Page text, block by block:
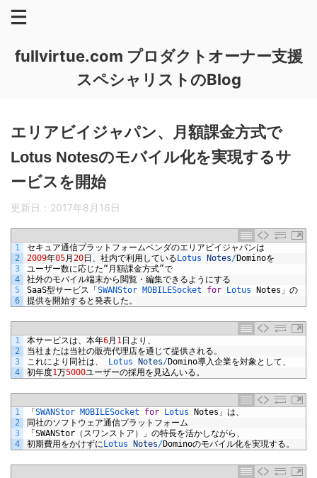
fullvirtue.com プロダクトオーナー支援
スペシャリストのBlog
エリアビイジャパン、月額課金方式で
Lotus Notesのモバイル化を実現するサ
ービスを開始
更新日： 2017年8月16日
1
2
3
4
5
6
セキュア通信プラットフォームベンダのエリアビイジャパンは
2009年05月 20日、社内で利用している Lotus Notes/Dominoを
ユーザー数に応じた“月額課金方式”で
社外のモバイル端末から閲覧・編集できるようにする
SaaS型サービス「 SWANStor MOBILESocket for Lotus Notes 」の
提供を開始すると発表した。
1
2
3
4
本サービスは、本年6月 1日より、
当社または当社の販売代理店を通じて提供される。
これにより同社は、
Lotus Notes/Domino導入企業を対象として、
初年度1万5000ユーザーの採用を見込んいる。
1
2
3
4
「 SWANStor MOBILESocket for Lotus Notes 」は、
同社のソフトウェア通信プラットフォーム
「 SWANStor （スワンストア）」の特長を活かしながら、
初期費用をかけずに Lotus Notes/Dominoのモバイル化を実現する。